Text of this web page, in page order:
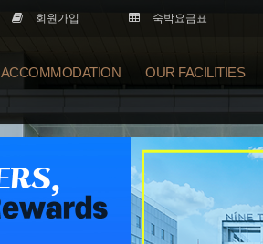
회원가입 숙박요금표
ACCOMMODATION OUR FACILITIES